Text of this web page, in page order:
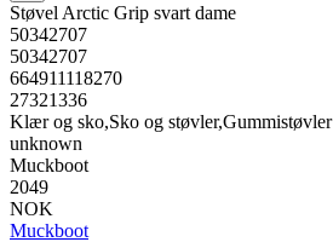
Støvel Arctic Grip svart dame
50342707
50342707
664911118270
27321336
Klær og sko,Sko og støvler,Gummistøvler
unknown
Muckboot
2049
NOK
Muckboot